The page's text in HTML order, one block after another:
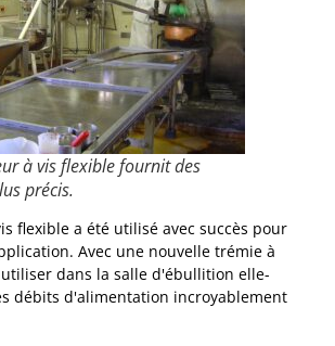
à vis flexible fournit des
précis.
flexible a été utilisé avec succès pour
Avec une nouvelle trémie à
utiliser dans la salle d'ébullition elle-
débits d'alimentation incroyablement